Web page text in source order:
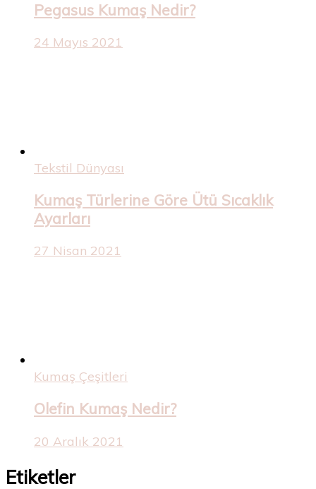
Pegasus Kumaş Nedir?
24 Mayıs 2021
Tekstil Dünyası
Kumaş Türlerine Göre Ütü Sıcaklık
Ayarları
27 Nisan 2021
Kumaş Çeşitleri
Olefin Kumaş Nedir?
20 Aralık 2021
Etiketler